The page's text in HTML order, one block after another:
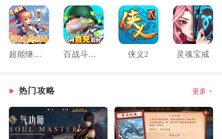
超能继承者2 百战斗斗堂 侠义2 灵魂宝戒
热门攻略 更多 +